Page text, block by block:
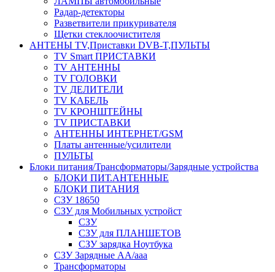
Радар-детекторы
Разветвители прикуривателя
Щетки стеклоочистителя
АНТЕНЫ ТV,Приставки DVB-T,ПУЛЬТЫ
TV Smart ПРИСТАВКИ
TV АНТЕННЫ
TV ГОЛОВКИ
TV ДЕЛИТЕЛИ
TV КАБЕЛЬ
TV КРОНШТЕЙНЫ
TV ПРИСТАВКИ
АНТЕННЫ ИНТЕРНЕТ/GSM
Платы антенные/усилители
ПУЛЬТЫ
Блоки питания/Трансформаторы/Зарядные устройства
БЛОКИ ПИТ.АНТЕННЫЕ
БЛОКИ ПИТАНИЯ
СЗУ 18650
СЗУ для Мобильных устройст
СЗУ
СЗУ для ПЛАНШЕТОВ
СЗУ зарядка Ноутбука
СЗУ Зарядные АА/ааа
Трансформаторы